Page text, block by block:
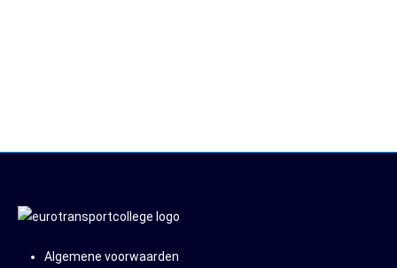
Algemene voorwaarden